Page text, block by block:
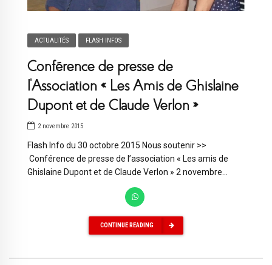
ACTUALITÉS FLASH INFOS
Conférence de presse de
l’Association « Les Amis de Ghislaine
Dupont et de Claude Verlon »
2 novembre 2015
Flash Info du 30 octobre 2015 Nous soutenir >>
Conférence de presse de l’association « Les amis de
Ghislaine Dupont et de Claude Verlon » 2 novembre...
CONTINUE READING